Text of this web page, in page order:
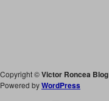
Copyright ©Victor Roncea Blog
Powered byWordPress